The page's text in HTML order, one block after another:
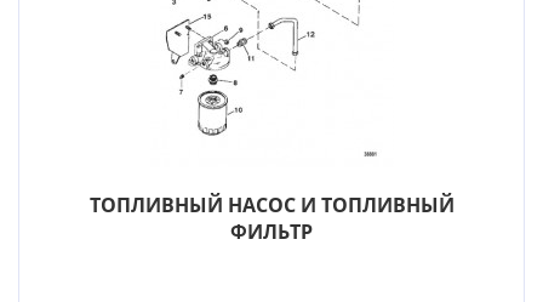
ТОПЛИВНЫЙ НАСОС И ТОПЛИВНЫЙ
ФИЛЬТР